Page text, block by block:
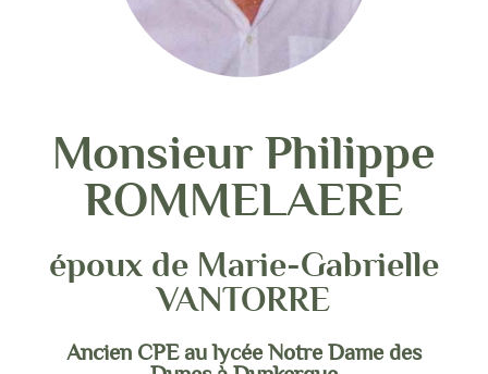
Monsieur Philippe
ROMMELAERE
époux de Marie-Gabrielle
VANTORRE
Ancien CPE au lycée Notre Dame des